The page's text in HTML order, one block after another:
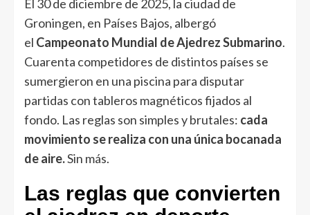
El 30 de diciembre de 2025, la ciudad de
Groningen, en Países Bajos, albergó
el Campeonato Mundial de Ajedrez Submarino.
Cuarenta competidores de distintos países se
sumergieron en una piscina para disputar
partidas con tableros magnéticos fijados al
fondo. Las reglas son simples y brutales: cada
movimiento se realiza con una única bocanada
de aire.Sin más.
Las reglas que convierten